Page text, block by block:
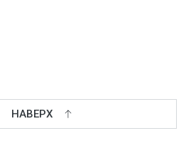
НАВЕРХ